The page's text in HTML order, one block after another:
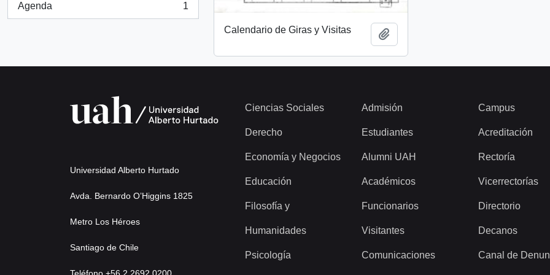
Agenda
, 1 resultados
1
Calendario de Giras y Visitas
Universidad Alberto Hurtado
Avda. Bernardo O’Higgins 1825
Metro Los Héroes
Santiago de Chile
Teléfono +56 2 2692 0200
Ciencias Sociales
Derecho
Economía y Negocios
Educación
Filosofía y
Humanidades
Psicología
Admisión
Estudiantes
Alumni UAH
Académicos
Funcionarios
Visitantes
Comunicaciones
Campus
Acreditación
Rectoría
Vicerrectorías
Directorio
Decanos
Canal de